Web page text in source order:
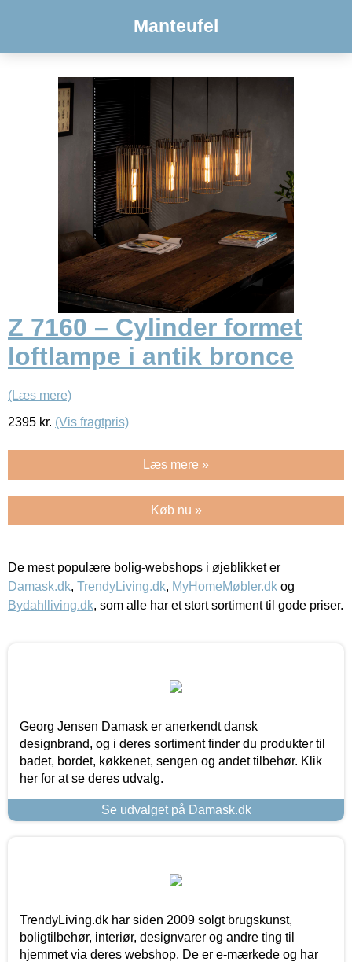
Manteufel
Z 7160 – Cylinder formet
loftlampe i antik bronce
(Læs mere)
2395 kr. (Vis fragtpris)
Læs mere »
Køb nu »
De mest populære bolig-webshops i øjeblikket er
Damask.dk, TrendyLiving.dk, MyHomeMøbler.dk og
Bydahlliving.dk, som alle har et stort sortiment til gode priser.
Georg Jensen Damask er anerkendt dansk
designbrand, og i deres sortiment finder du produkter til
badet, bordet, køkkenet, sengen og andet tilbehør. Klik
her for at se deres udvalg.
Se udvalget på Damask.dk
TrendyLiving.dk har siden 2009 solgt brugskunst,
boligtilbehør, interiør, designvarer og andre ting til
hjemmet via deres webshop. De er e-mærkede og har